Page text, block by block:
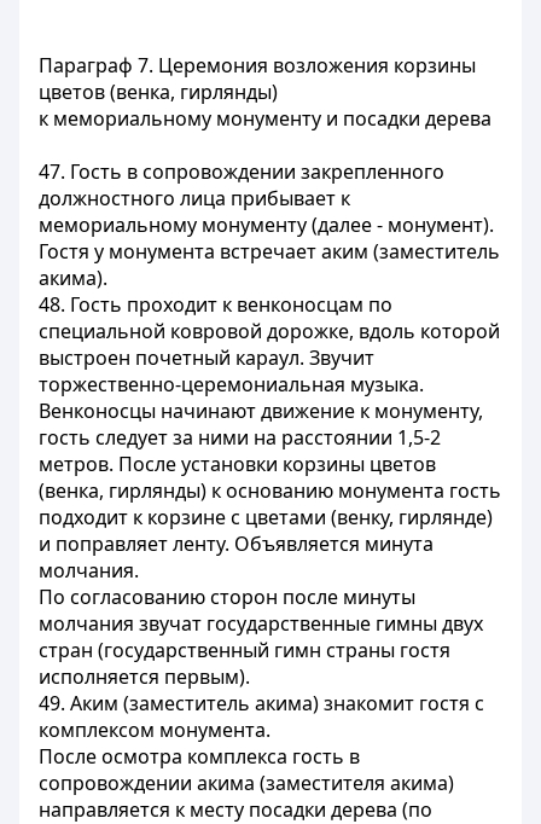
Параграф 7. Церемония возложения корзины
цветов (венка, гирлянды)
к мемориальному монументу и посадки дерева
47. Гость в сопровождении закрепленного
должностного лица прибывает к
мемориальному монументу (далее - монумент).
Гостя у монумента встречает аким (заместитель
акима).
48. Гость проходит к венконосцам по
специальной ковровой дорожке, вдоль которой
выстроен почетный караул. Звучит
торжественно-церемониальная музыка.
Венконосцы начинают движение к монументу,
гость следует за ними на расстоянии 1,5-2
метров. После установки корзины цветов
(венка, гирлянды) к основанию монумента гость
подходит к корзине с цветами (венку, гирлянде)
и поправляет ленту. Объявляется минута
молчания.
По согласованию сторон после минуты
молчания звучат государственные гимны двух
стран (государственный гимн страны гостя
исполняется первым).
49. Аким (заместитель акима) знакомит гостя с
комплексом монумента.
После осмотра комплекса гость в
сопровождении акима (заместителя акима)
направляется к месту посадки дерева (по